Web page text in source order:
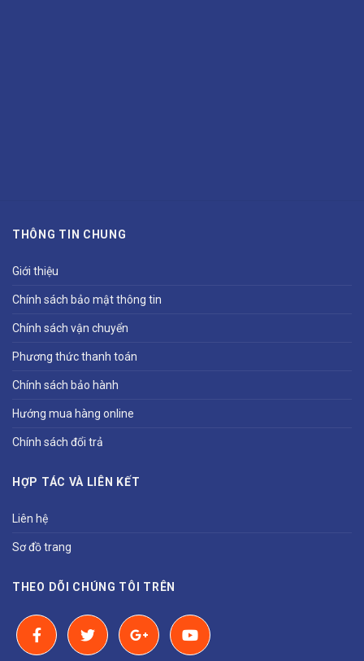
THÔNG TIN CHUNG
Giới thiệu
Chính sách bảo mật thông tin
Chính sách vận chuyển
Phương thức thanh toán
Chính sách bảo hành
Hướng mua hàng online
Chính sách đổi trả
HỢP TÁC VÀ LIÊN KẾT
Liên hệ
Sơ đồ trang
THEO DÕI CHÚNG TÔI TRÊN